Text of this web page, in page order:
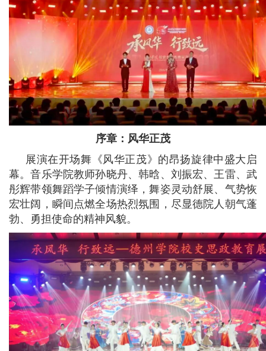
序章：风华正茂
展演在开场舞《风华正茂》的昂扬旋律中盛大启
幕。音乐学院教师孙晓丹、韩晗、刘振宏、王雷、武
彤辉带领舞蹈学子倾情演绎，舞姿灵动舒展、气势恢
宏壮阔，瞬间点燃全场热烈氛围，尽显德院人朝气蓬
勃、勇担使命的精神风貌。